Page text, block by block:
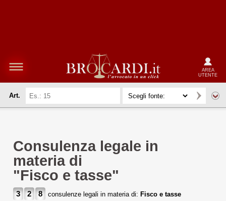
AREA
UTENTE
Art.
Consulenza legale in
materia di
"Fisco e tasse"
3 2 8 consulenze legali in materia di: Fisco e tasse